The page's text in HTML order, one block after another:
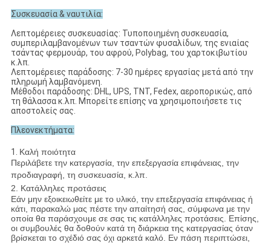
Συσκευασία & ναυτιλία:
Λεπτομέρειες συσκευασίας: Τυποποιημένη συσκευασία,
συμπεριλαμβανομένων των τσαντών φυσαλίδων, της ενιαίας
τσάντας φερμουάρ, του αφρού, Polybag, του χαρτοκιβωτίου
κ.λπ.
Λεπτομέρειες παράδοσης: 7-30 ημέρες εργασίας μετά από την
πληρωμή λαμβανόμενη.
Μέθοδοι παράδοσης: DHL, UPS, TNT, Fedex, αεροπορικώς, από
τη θάλασσα κ.λπ. Μπορείτε επίσης να χρησιμοποιήσετε τις
αποστολείς σας.
Πλεονεκτήματα:
1. Καλή ποιότητα
Περιλάβετε την κατεργασία, την επεξεργασία επιφάνειας, την
προδιαγραφή, τη συσκευασία, κ.λπ.
2. Κατάλληλες προτάσεις
Εάν μην εξοικειωθείτε με το υλικό, την επεξεργασία επιφάνειας ή
κάτι, παρακαλώ μας πέστε την απαίτησή σας, σύμφωνα με την
οποία θα παράσχουμε σε σας τις κατάλληλες προτάσεις. Επίσης,
οι συμβουλές θα δοθούν κατά τη διάρκεια της κατεργασίας όταν
βρίσκεται το σχέδιό σας όχι αρκετά καλό. Εν πάση περιπτώσει,